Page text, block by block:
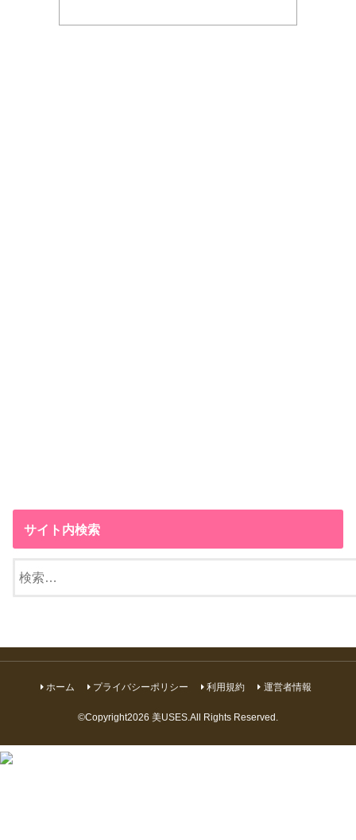
サイト内検索
索:
ホーム プライバシーポリシー 利用規約 運営者情報
©Copyright2026 美USES .All Rights Reserved.